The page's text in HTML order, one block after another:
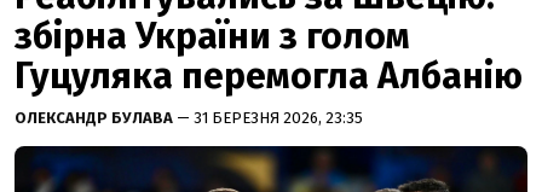
збірна України з голом
Гуцуляка перемогла Албанію
ОЛЕКСАНДР БУЛАВА — 31 БЕРЕЗНЯ 2026, 23:35